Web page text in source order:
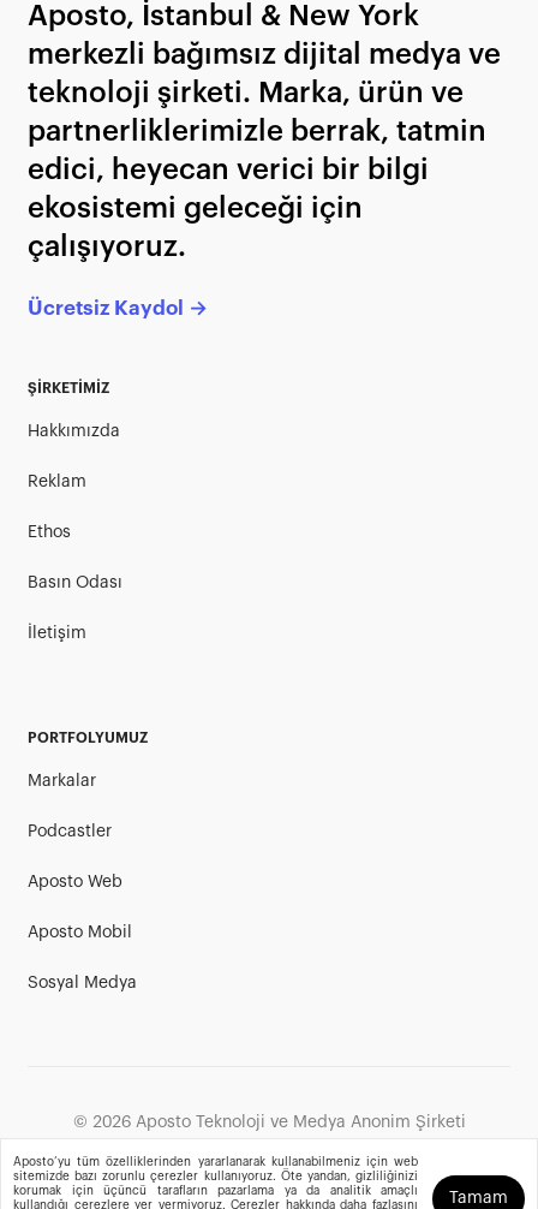
Aposto, İstanbul & New York
merkezli bağımsız dijital medya ve
teknoloji şirketi. Marka, ürün ve
partnerliklerimizle berrak, tatmin
edici, heyecan verici bir bilgi
ekosistemi geleceği için
çalışıyoruz.
Ücretsiz Kaydol →
ŞİRKETİMİZ
Hakkımızda
Reklam
Ethos
Basın Odası
İletişim
PORTFOLYUMUZ
Markalar
Podcastler
Aposto Web
Aposto Mobil
Sosyal Medya
© 2026Aposto Teknoloji ve Medya Anonim Şirketi
Aposto’yu tüm özelliklerinden yararlanarak kullanabilmeniz için web
sitemizde bazı zorunlu çerezler kullanıyoruz. Öte yandan, gizliliğinizi
korumak için üçüncü tarafların pazarlama ya da analitik amaçlı
kullandığı çerezlere yer vermiyoruz. Çerezler hakkında daha fazlasını
Tamam